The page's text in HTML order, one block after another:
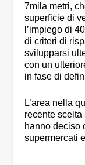
7mila metri,
superficie di
l’impiego di
di criteri di
svilupparsi
con un
in fase di
L’area nella
recente
hanno deciso
supermercati